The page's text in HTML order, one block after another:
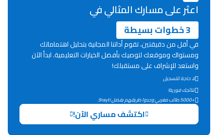
دليل المهن
ما يزيد عن 149 مهنة
دليل التوجيه
التوجيه بالثانوي و الإعدادي
اعثر على مسارك المثالي في
3 خطوات بسيطة
في أقل من دقيقتين، تقوم أداتنا المجانية بتحليل اهتماماتك
ومستواك وموقعك لتوصيك بأفضل الخيارات التعليمية. ابدأ الآن
واستعد للإشراف على مستقبلك!
لا حاجة للتسجيل
نتائجك فورية!
+5000 طالب مغربي وجدوا طريقهم بفضل 9rayti.
اكتشف مساري الآن!